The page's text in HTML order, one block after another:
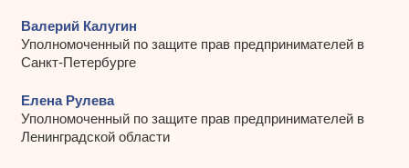
Валерий Калугин
Уполномоченный по защите прав предпринимателей в
Санкт-Петербурге
Елена Рулева
Уполномоченный по защите прав предпринимателей в
Ленинградской области